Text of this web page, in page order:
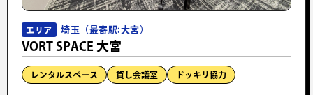
エリア 埼玉（最寄駅:大宮）
VORT SPACE 大宮
レンタルスペース 貸し会議室 ドッキリ協力